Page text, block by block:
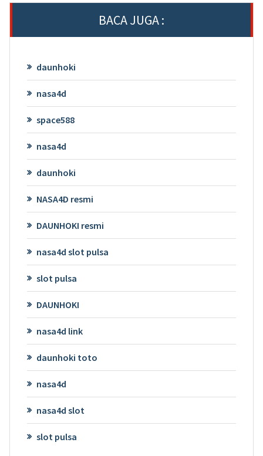
BACA JUGA :
daunhoki
nasa4d
space588
nasa4d
daunhoki
NASA4D resmi
DAUNHOKI resmi
nasa4d slot pulsa
slot pulsa
DAUNHOKI
nasa4d link
daunhoki toto
nasa4d
nasa4d slot
slot pulsa